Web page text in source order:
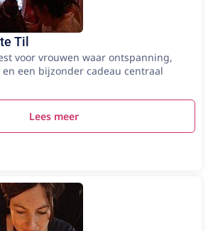
Til
voor vrouwen waar ontspanning,
een bijzonder cadeau centraal
Lees meer